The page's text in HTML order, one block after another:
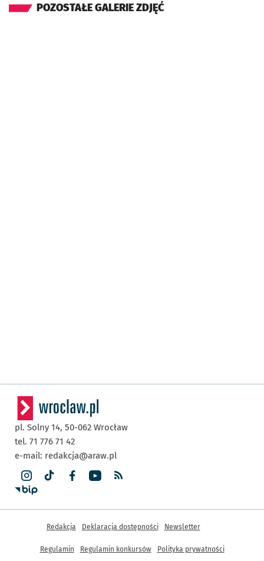
POZOSTAŁE GALERIE ZDJĘĆ
pl. Solny 14, 50-062 Wrocław
tel. 71 776 71 42
e-mail: redakcja@araw.pl
Inne informacje
Redakcja Deklaracja dostępności Newsletter
Regulamin Regulamin konkursów Polityka prywatności